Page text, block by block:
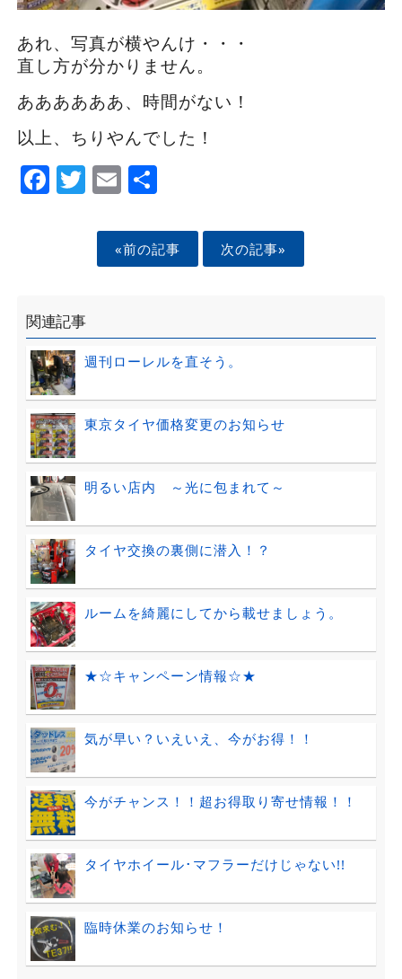
あれ、写真が横やんけ・・・
直し方が分かりません。
ああああああ、時間がない！
以上、ちりやんでした！
Facebook
Twitter
EmailShare
«前の記事 次の記事»
関連記事
週刊ローレルを直そう。
東京タイヤ価格変更のお知らせ
明るい店内 ～光に包まれて～
タイヤ交換の裏側に潜入！？
ルームを綺麗にしてから載せましょう。
★☆キャンペーン情報☆★
気が早い？いえいえ、今がお得！！
今がチャンス！！超お得取り寄せ情報！！
タイヤホイール･マフラーだけじゃない!!
臨時休業のお知らせ！